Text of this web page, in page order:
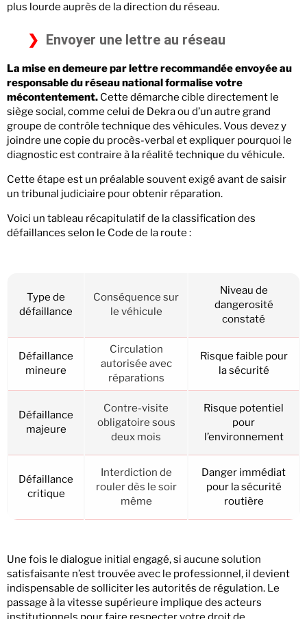
plus lourde auprès de la direction du réseau.
Envoyer une lettre au réseau
La mise en demeure par lettre recommandée envoyée au
responsable du réseau national formalise votre
mécontentement. Cette démarche cible directement le
siège social, comme celui de Dekra ou d’un autre grand
groupe de contrôle technique des véhicules. Vous devez y
joindre une copie du procès-verbal et expliquer pourquoi le
diagnostic est contraire à la réalité technique du véhicule.
Cette étape est un préalable souvent exigé avant de saisir
un tribunal judiciaire pour obtenir réparation.
Voici un tableau récapitulatif de la classification des
défaillances selon le Code de la route :
Type de
défaillance
Conséquence sur
le véhicule
Niveau de
dangerosité
constaté
Défaillance
mineure
Circulation
autorisée avec
réparations
Risque faible pour
la sécurité
Défaillance
majeure
Contre-visite
obligatoire sous
deux mois
Risque potentiel
pour
l’environnement
Défaillance
critique
Interdiction de
rouler dès le soir
même
Danger immédiat
pour la sécurité
routière
Une fois le dialogue initial engagé, si aucune solution
satisfaisante n’est trouvée avec le professionnel, il devient
indispensable de solliciter les autorités de régulation. Le
passage à la vitesse supérieure implique des acteurs